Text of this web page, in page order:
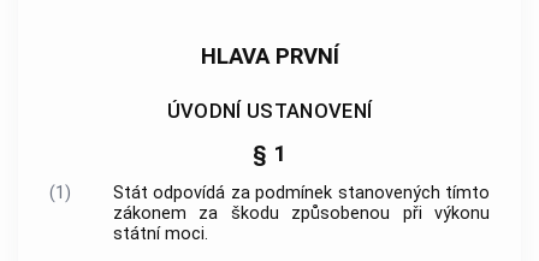
HLAVA PRVNÍ
ÚVODNÍ USTANOVENÍ
§ 1
(1)
Stát odpovídá za podmínek stanovených tímto
zákonem za škodu způsobenou při výkonu
státní moci.